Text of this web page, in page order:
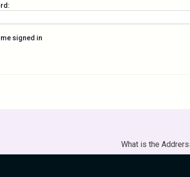
me signed in
What is the